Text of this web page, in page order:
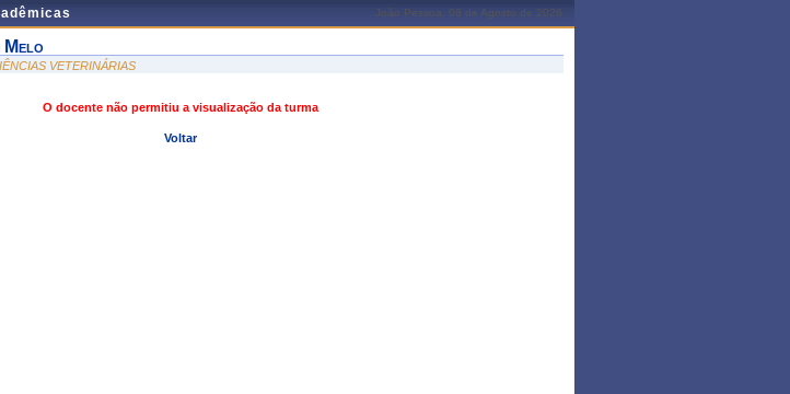
João Pessoa, 08 de Agosto de 2026
Melo
VETERINÁRIAS
O docente não permitiu a visualização da turma
Voltar